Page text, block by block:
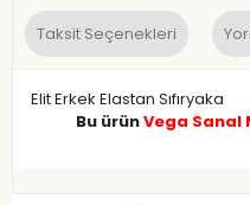
Taksit Seçenekleri
Elit Erkek Elastan Sıfıryaka
Bu ürünVega Sanal